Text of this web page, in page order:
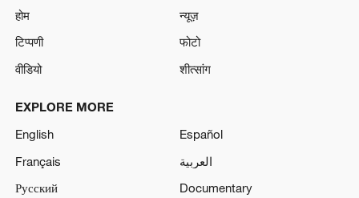
होम
न्यूज़
टिप्पणी
फोटो
वीडियो
शीत्सांग
EXPLORE MORE
English
Español
Français
العربية
Русский
Documentary